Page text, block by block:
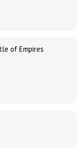
of Empires